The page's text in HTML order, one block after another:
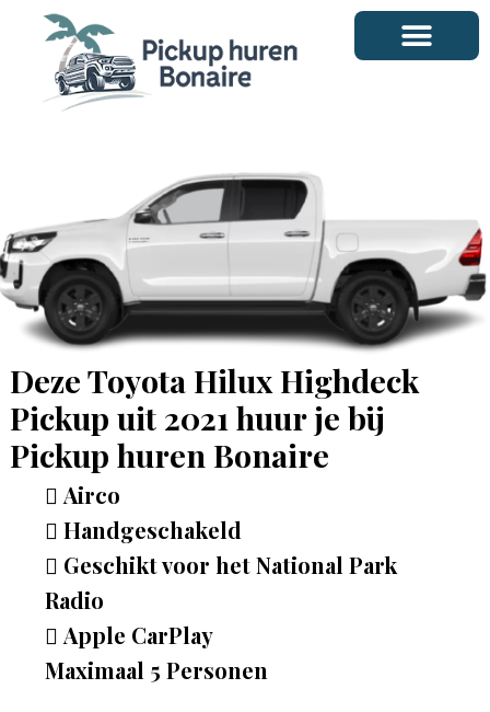
naar
Deze Toyota Hilux Highdeck
Pickup uit 2021 huur je bij
Pickup huren Bonaire
Airco
Handgeschakeld
Geschikt voor het National Park
Radio
Apple CarPlay
Maximaal 5 Personen